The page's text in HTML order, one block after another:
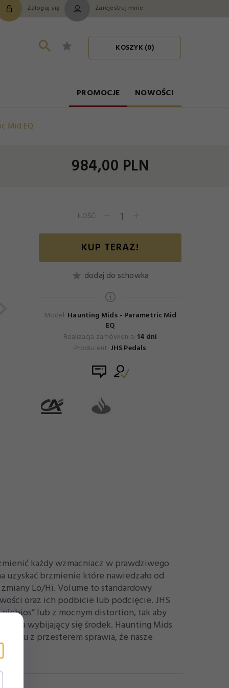
Zaloguj się Zarejestruj mnie
KOSZYK (0)
PROMOCJE NOWOŚCI
Mid EQ
984,00 PLN
ILOŚĆ:
KUP TERAZ!
dodaj do schowka
Model: Haunting Mids - Parametric Mid
EQ
Realizacja zamówienia: 14 dni
Producent: JHS Pedals
każdy wzmacniacz w prawdziwego
uzyskać brzmienie które nawiedzało od
Lo/Hi. Volume to standardowy
oraz ich podbicie lub podcięcie. JHS
lub z mocnym distortion, tak aby
wybijający się środek. Haunting Mids
z przesterem sprawia, że nasze